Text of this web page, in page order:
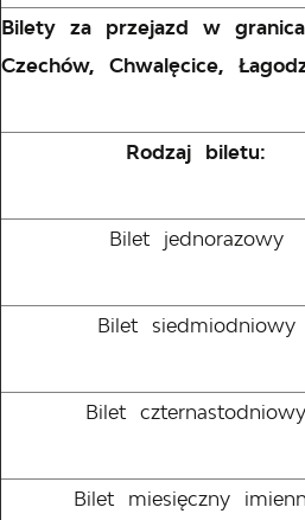
Bilety za przejazd w
Czechów, Chwalęcice,
Rodzaj biletu:
Bilet jednorazowy
Bilet siedmiodniowy
Bilet czternastodniowy
Bilet miesięczny